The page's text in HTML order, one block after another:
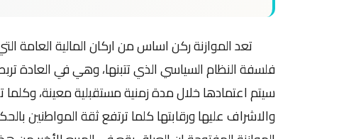
تعد الموازنة ركن اساس من اركان المالية العامة
فلسفة النظام السياسي الذي تتبنها، وهي في العادة
سيتم اعتمادها خلال مدة زمنية مستقبلية معينة، وكلما
والاشراف عليها ورقابتها كلما ترتفع ثقة